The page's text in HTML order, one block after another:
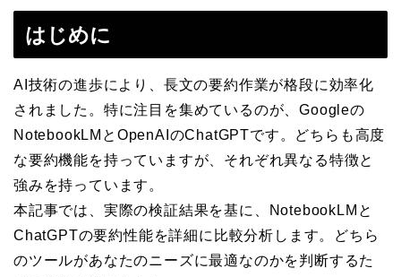
はじめに
AI技術の進歩により、長文の要約作業が格段に効率化
されました。特に注目を集めているのが、Googleの
NotebookLMとOpenAIのChatGPTです。どちらも高度
な要約機能を持っていますが、それぞれ異なる特徴と
強みを持っています。
本記事では、実際の検証結果を基に、NotebookLMと
ChatGPTの要約性能を詳細に比較分析します。どちら
のツールがあなたのニーズに最適なのかを判断するた